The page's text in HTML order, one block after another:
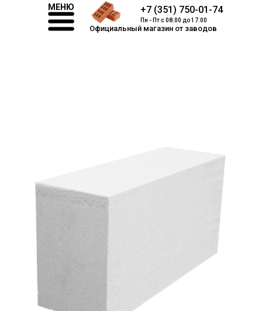
Официальный магазин от заводов
МЕНЮ +7 (351) 750-01-74
Пн - Пт с 08.00 до 17.00